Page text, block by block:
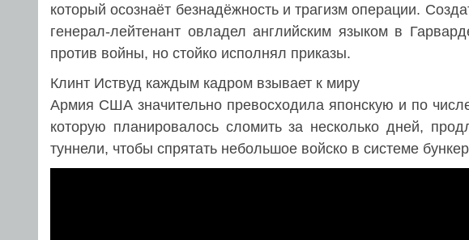
который осознаёт безнадёжность и трагизм операции.
генерал-лейтенант овладел английским языком в
против войны, но стойко исполнял приказы.
Клинт Иствуд каждым кадром взывает к миру
Армия США значительно превосходила японскую и по
которую планировалось сломить за несколько дней,
туннели, чтобы спрятать небольшое войско в системе